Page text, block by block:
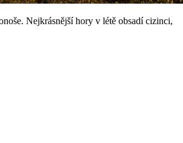
Nejkrásnější hory v létě obsadí cizinci,